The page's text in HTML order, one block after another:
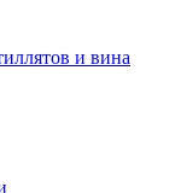
и вина